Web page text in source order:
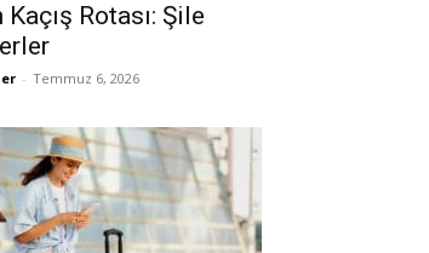
Kaçış Rotası: Şile
- Temmuz 6, 2026